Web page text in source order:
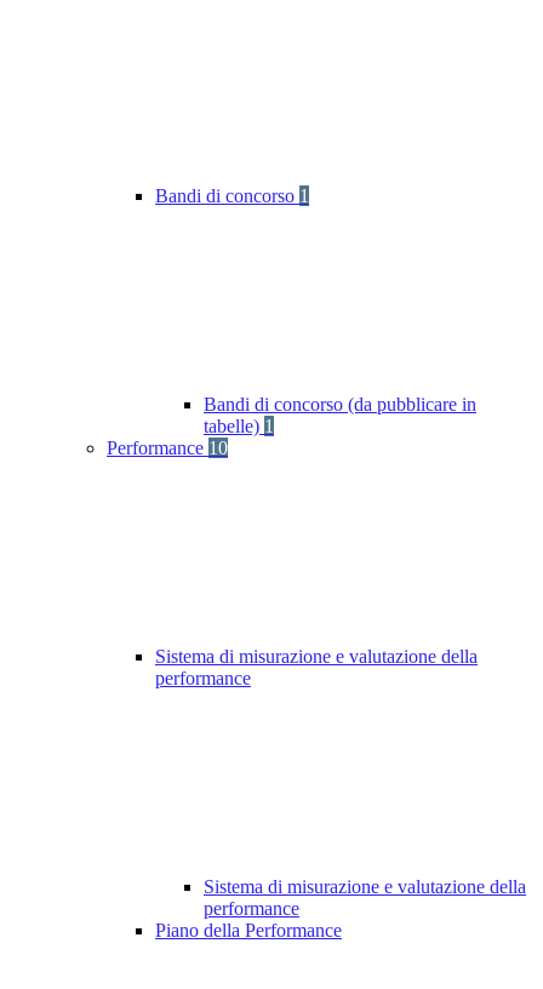
Bandi di concorso 1
Bandi di concorso (da pubblicare in
tabelle) 1
Performance 10
Sistema di misurazione e valutazione della
performance
Sistema di misurazione e valutazione della
performance
Piano della Performance